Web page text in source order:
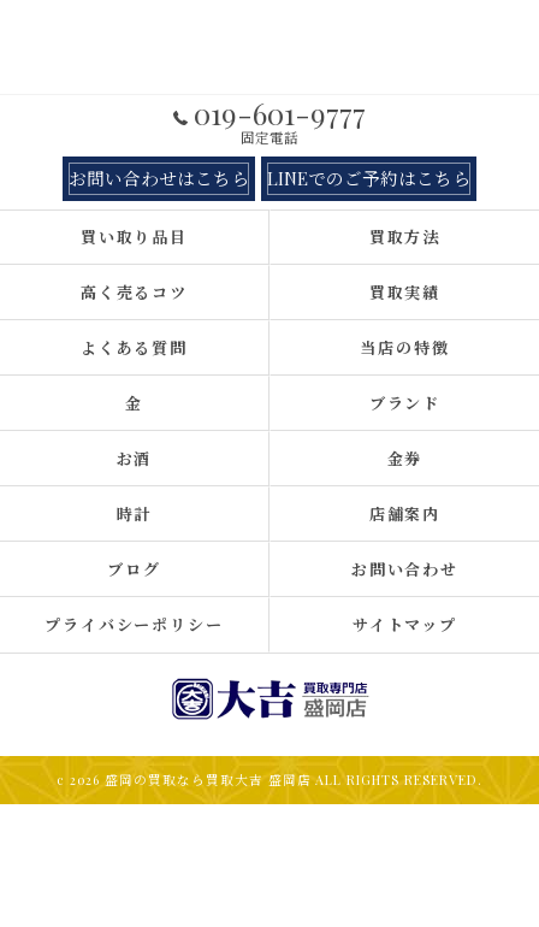
019-601-9777
固定電話
お問い合わせはこちら LINEでのご予約はこちら
買い取り品目 買取方法
高く売るコツ 買取実績
よくある質問 当店の特徴
金 ブランド
お酒 金券
時計 店舗案内
ブログ お問い合わせ
プライバシーポリシー サイトマップ
c 2026 盛岡の買取なら買取大吉 盛岡店 ALL RIGHTS RESERVED.